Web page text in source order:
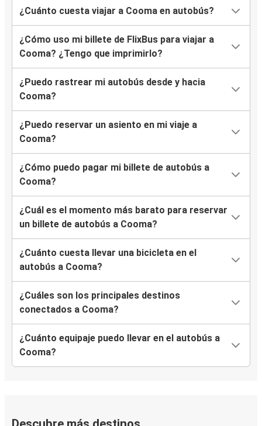
¿Cuánto cuesta viajar a Cooma en autobús?
¿Cómo uso mi billete de FlixBus para viajar a
Cooma? ¿Tengo que imprimirlo?
¿Puedo rastrear mi autobús desde y hacia
Cooma?
¿Puedo reservar un asiento en mi viaje a
Cooma?
¿Cómo puedo pagar mi billete de autobús a
Cooma?
¿Cuál es el momento más barato para reservar
un billete de autobús a Cooma?
¿Cuánto cuesta llevar una bicicleta en el
autobús a Cooma?
¿Cuáles son los principales destinos
conectados a Cooma?
¿Cuánto equipaje puedo llevar en el autobús a
Cooma?